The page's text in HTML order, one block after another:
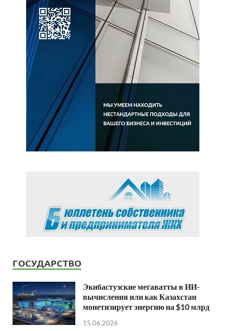
ГОСУДАРСТВО
Экибастузские мегаватты в ИИ-
вычисления или как Казахстан
монетизирует энергию на $10 млрд
15.06.2026